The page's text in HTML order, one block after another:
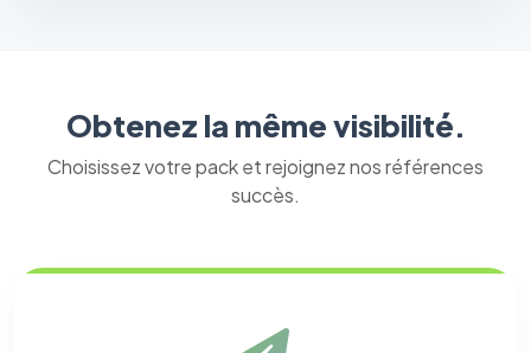
Obtenez la même visibilité.
Choisissez votre pack et rejoignez nos références
succès.